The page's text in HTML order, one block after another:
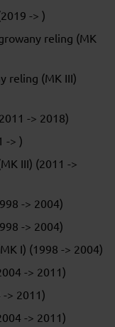
-> )
reling (MK
reling (MK III)
-> 2018)
-> )
III) (2011 ->
-> 2004)
-> 2004)
I) (1998 -> 2004)
-> 2011)
-> 2011)
-> 2011)